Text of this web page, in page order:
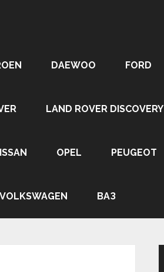
DAEWOO FORD
LAND ROVER DISCOVERY
OPEL PEUGEOT
VOLKSWAGEN ВАЗ